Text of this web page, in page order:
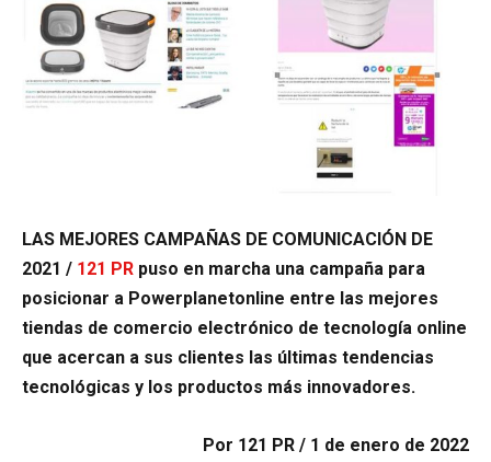
LAS MEJORES CAMPAÑAS DE COMUNICACIÓN DE
2021 / 121 PR puso en marcha una campaña para
posicionar a Powerplanetonline entre las mejores
tiendas de comercio electrónico de tecnología online
que acercan a sus clientes las últimas tendencias
tecnológicas y los productos más innovadores.
Por 121 PR / 1 de enero de 2022